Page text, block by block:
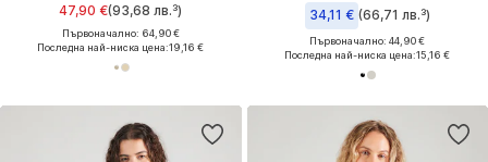
47,90 €(93,68 лв.³)
Първоначално: 64,90 €
Последна най-ниска цена:19,16 €
34,11 € (66,71 лв.³)
Първоначално: 44,90 €
Последна най-ниска цена:15,16 €